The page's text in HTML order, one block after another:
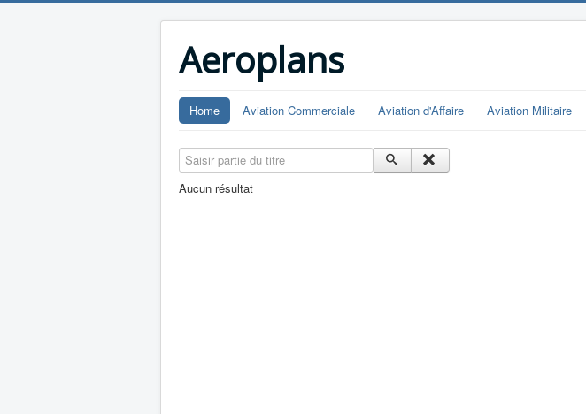
Aeroplans
Home Aviation Commerciale Aviation d'Affaire Aviation Militaire
Saisir partie du titre
Aucun résultat